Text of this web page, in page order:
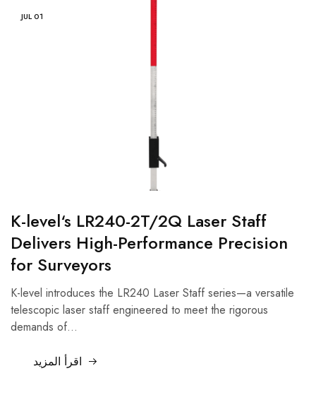
JUL01
K-level‘s LR240-2T/2Q Laser Staff
Delivers High-Performance Precision
for Surveyors
K-level introduces the LR240 Laser Staff series—a versatile
telescopic laser staff engineered to meet the rigorous
demands of…
اقرأ المزيد